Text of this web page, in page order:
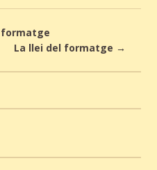
formatge
La llei del formatge →